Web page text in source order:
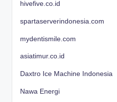
hivefive.co.id
spartaserverindonesia.com
mydentismile.com
asiatimur.co.id
Daxtro Ice Machine Indonesia
Nawa Energi